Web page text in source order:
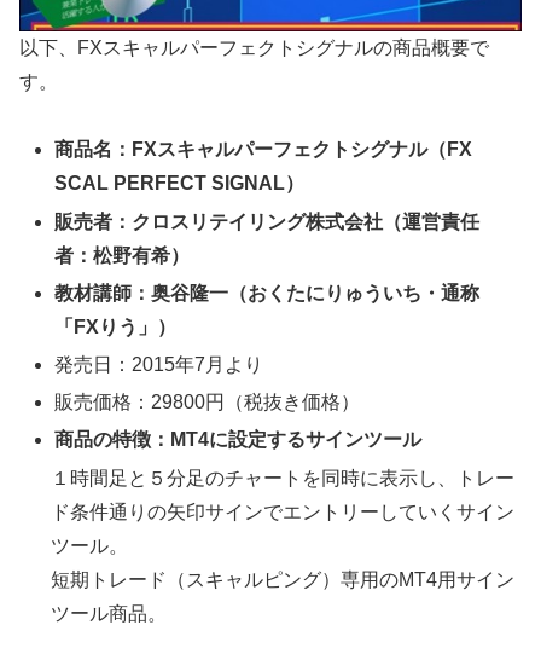
以下、FXスキャルパーフェクトシグナルの商品概要で
す。
商品名：FXスキャルパーフェクトシグナル（FX
SCAL PERFECT SIGNAL）
販売者：クロスリテイリング株式会社（運営責任
者：松野有希）
教材講師：奥谷隆一（おくたにりゅういち・通称
「FXりう」）
発売日：2015年7月より
販売価格：29800円（税抜き価格）
商品の特徴：MT4に設定するサインツール
１時間足と５分足のチャートを同時に表示し、トレー
ド条件通りの矢印サインでエントリーしていくサイン
ツール。
短期トレード（スキャルピング）専用のMT4用サイン
ツール商品。